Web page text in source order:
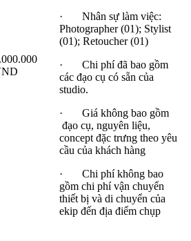
· Nhân sự làm việc:
Photographer (01); Stylist
(01); Retoucher (01)
· Chi phí đã bao gồm
các đạo cụ có sẵn của
studio.
· Giá không bao gồm
đạo cụ, nguyên liệu,
concept đặc trưng theo yêu
cầu của khách hàng
· Chi phí không bao
gồm chi phí vận chuyển
thiết bị và di chuyển của
ekip đến địa điểm chụp